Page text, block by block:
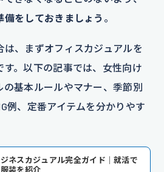
をしておきましょう 。
、まずオフィスカジュアルを
。以下の記事では、女性向け
の基本ルールやマナー、季節別
例、定番アイテムを分かりやす
ネスカジュアル完全ガイド｜就活で
装を紹介